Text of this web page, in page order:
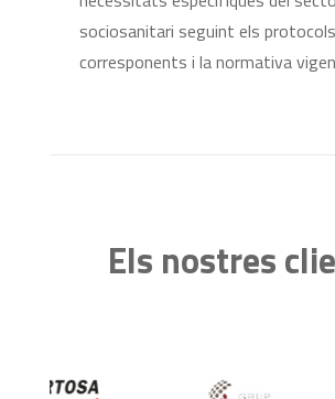
sociosanitari seguint els
corresponents i la normativa
Els nostres